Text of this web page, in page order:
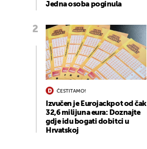
Jedna osoba poginula
ČESTITAMO!
Izvučen je Eurojackpot od čak
32,6 milijuna eura: Doznajte
gdje idu bogati dobitci u
Hrvatskoj